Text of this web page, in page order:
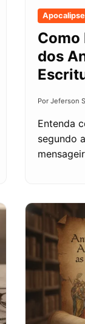
Apocalipse
Como
dos
Por Jeferson
Entenda
segundo